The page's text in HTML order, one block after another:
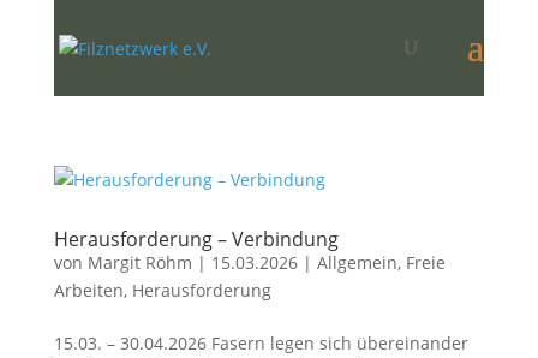
Herausforderung – Verbindung
von Margit Röhm | 15.03.2026| Allgemein, Freie
Arbeiten, Herausforderung
15.03. – 30.04.2026 Fasern legen sich übereinander